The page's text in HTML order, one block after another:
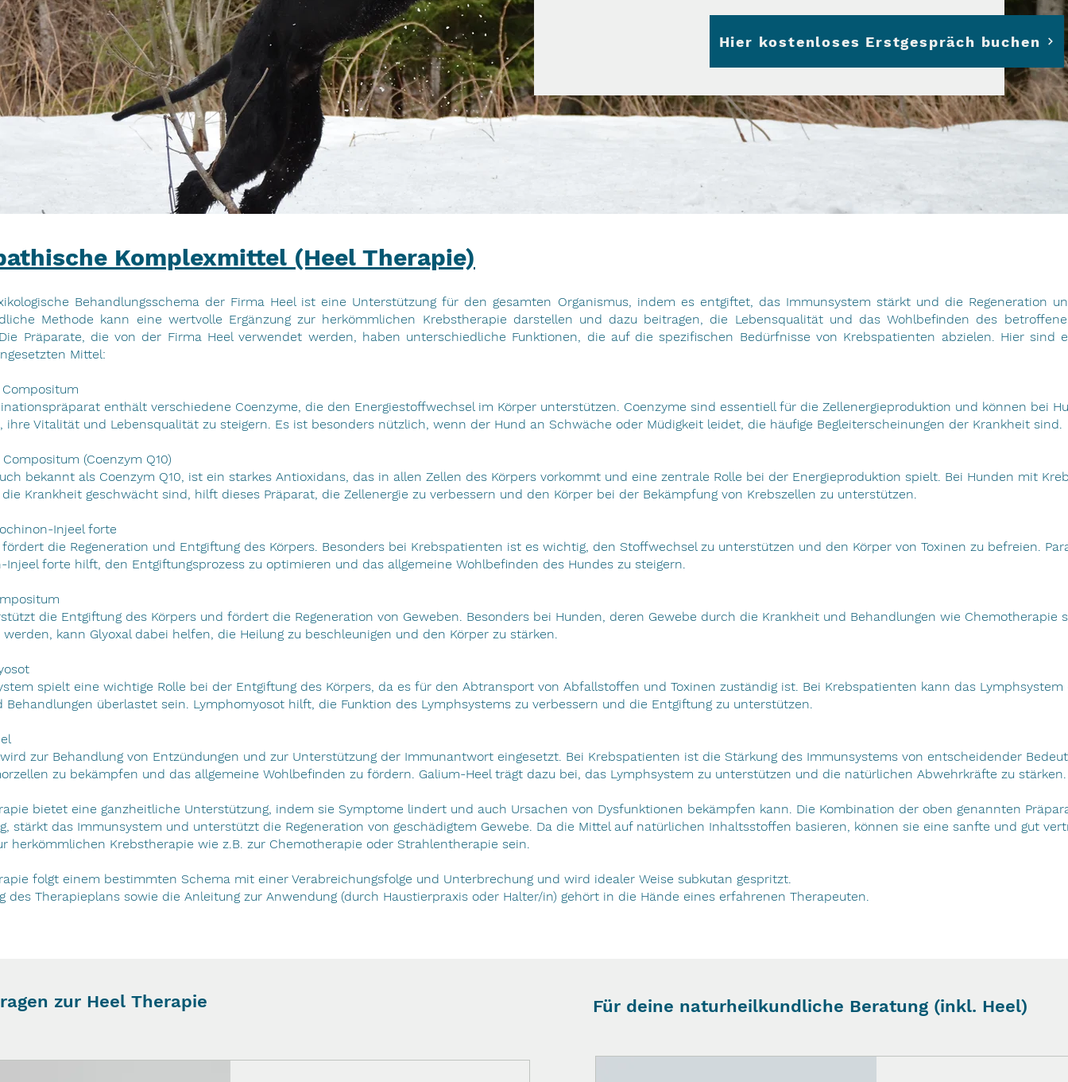
Hier kostenloses Erstgespräch buchen
Komplexmittel (Heel Therapie)
Behandlungsschema der Firma Heel ist eine Unterstützung für den gesamten Organismus, indem es entgiftet, das Immunsystem stärkt und die Regeneration
Methode kann eine wertvolle Ergänzung zur herkömmlichen Krebstherapie darstellen und dazu beitragen, die Lebensqualität und das Wohlbefinden des
Präparate, die von der Firma Heel verwendet werden, haben unterschiedliche Funktionen, die auf die spezifischen Bedürfnisse von Krebspatienten abzielen. Hier sind
Mittel:
Compositum
enthält verschiedene Coenzyme, die den Energiestoffwechsel im Körper unterstützen. Coenzyme sind essentiell für die Zellenergieproduktion und können bei
ihre Vitalität und Lebensqualität zu steigern. Es ist besonders nützlich, wenn der Hund an Schwäche oder Müdigkeit leidet, die häufige Begleiterscheinungen der Krankheit sind.
(Coenzym Q10)
bekannt als Coenzym Q10, ist ein starkes Antioxidans, das in allen Zellen des Körpers vorkommt und eine zentrale Rolle bei der Energieproduktion spielt. Bei Hunden mit
Krankheit geschwächt sind, hilft dieses Präparat, die Zellenergie zu verbessern und den Körper bei der Bekämpfung von Krebszellen zu unterstützen.
Injeel forte
fördert die Regeneration und Entgiftung des Körpers. Besonders bei Krebspatienten ist es wichtig, den Stoffwechsel zu unterstützen und den Körper von Toxinen zu befreien.
Injeel forte hilft, den Entgiftungsprozess zu optimieren und das allgemeine Wohlbefinden des Hundes zu steigern.
die Entgiftung des Körpers und fördert die Regeneration von Geweben. Besonders bei Hunden, deren Gewebe durch die Krankheit und Behandlungen wie Chemotherapie
kann Glyoxal dabei helfen, die Heilung zu beschleunigen und den Körper zu stärken.
spielt eine wichtige Rolle bei der Entgiftung des Körpers, da es für den Abtransport von Abfallstoffen und Toxinen zuständig ist. Bei Krebspatienten kann das Lymphsystem
Behandlungen überlastet sein. Lymphomyosot hilft, die Funktion des Lymphsystems zu verbessern und die Entgiftung zu unterstützen.
zur Behandlung von Entzündungen und zur Unterstützung der Immunantwort eingesetzt. Bei Krebspatienten ist die Stärkung des Immunsystems von entscheidender
zu bekämpfen und das allgemeine Wohlbefinden zu fördern. Galium-Heel trägt dazu bei, das Lymphsystem zu unterstützen und die natürlichen Abwehrkräfte zu stärken.
bietet eine ganzheitliche Unterstützung, indem sie Symptome lindert und auch Ursachen von Dysfunktionen bekämpfen kann. Die Kombination der oben genannten
stärkt das Immunsystem und unterstützt die Regeneration von geschädigtem Gewebe. Da die Mittel auf natürlichen Inhaltsstoffen basieren, können sie eine sanfte und gut
herkömmlichen Krebstherapie wie z.B. zur Chemotherapie oder Strahlentherapie sein.
folgt einem bestimmten Schema mit einer Verabreichungsfolge und Unterbrechung und wird idealer Weise subkutan gespritzt.
des Therapieplans sowie die Anleitung zur Anwendung (durch Haustierpraxis oder Halter/in) gehört in die Hände eines erfahrenen Therapeuten.
zur Heel Therapie Für deine naturheilkundliche Beratung (inkl. Heel)